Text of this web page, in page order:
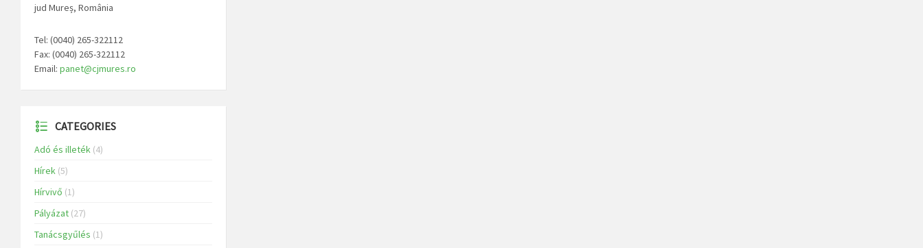
jud Mureș, România
Tel: (0040) 265-322112
Fax: (0040) 265-322112
Email: panet@cjmures.ro
CATEGORIES
Adó és illeték (4)
Hírek (5)
Hírvivő (1)
Pályázat (27)
Tanácsgyűlés (1)